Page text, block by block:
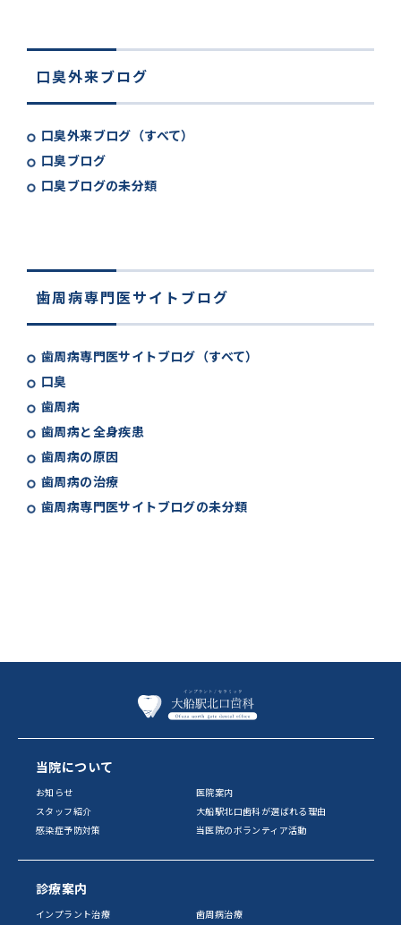
口臭外来ブログ
口臭外来ブログ（すべて）
口臭ブログ
口臭ブログの未分類
歯周病専門医サイトブログ
歯周病専門医サイトブログ（すべて）
口臭
歯周病
歯周病と全身疾患
歯周病の原因
歯周病の治療
歯周病専門医サイトブログの未分類
当院について
お知らせ
医院案内
スタッフ紹介
大船駅北口歯科が選ばれる理由
感染症予防対策
当医院のボランティア活動
診療案内
インプラント治療
歯周病治療